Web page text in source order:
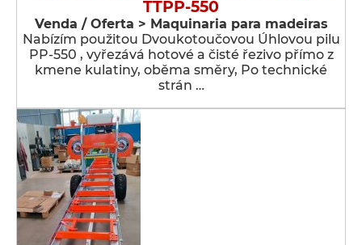
TTPP-550
Venda / Oferta > Maquinaria para madeiras
Nabízím použitou Dvoukotoučovou Úhlovou pilu
PP-550 , vyřezává hotové a čisté řezivo přímo z
kmene kulatiny, oběma směry, Po technické
strán …